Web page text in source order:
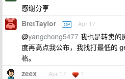
感谢分享
BretTaylor OP Apr 17
@yangchong5477 我也是转卖的
度再高点我公布，我找打最低的
格。
zeex Apr 17 1